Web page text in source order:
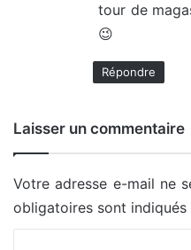
tour de
😉
Répondre
Laisser un commentaire
Votre adresse e-mail ne
obligatoires sont indiqués